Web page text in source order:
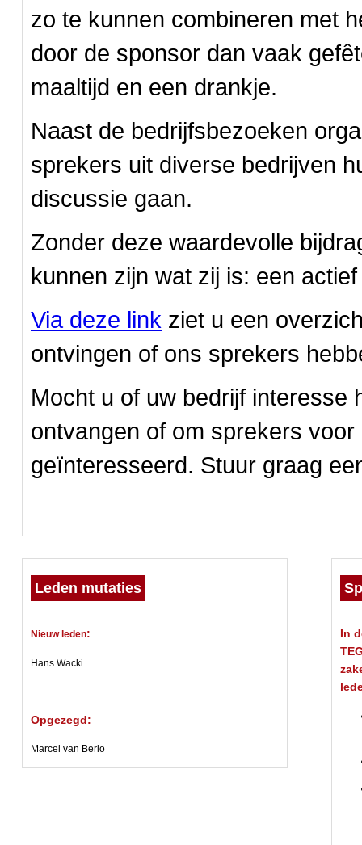
zo te kunnen combineren met
door de sponsor dan vaak
maaltijd en een drankje.
Naast de bedrijfsbezoeken
sprekers uit diverse bedrijven
discussie gaan.
Zonder deze waardevolle
kunnen zijn wat zij is: een
Via deze link ziet u een
ontvingen of ons sprekers
Mocht u of uw bedrijf interesse
ontvangen of om sprekers
geïnteresseerd. Stuur graag
Leden mutaties
Nieuw leden:
Hans Wacki
Opgezegd:
Marcel van Berlo
In